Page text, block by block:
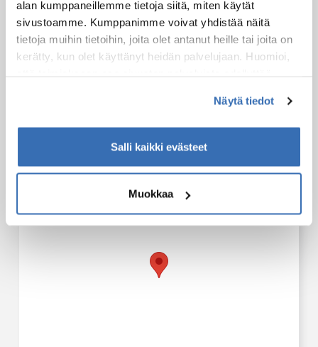
alan kumppaneillemme tietoja siitä, miten käytät
sivustoamme. Kumppanimme voivat yhdistää näitä
tietoja muihin tietoihin, joita olet antanut heille tai joita on
kerätty, kun olet käyttänyt heidän palvelujaan. Huomioi,
Näytä tiedot
Salli kaikki evästeet
Muokkaa
sääolosuhteiden varalta
Aurinkosuojavoide
Vesipullo
Uteliaisuuden ja seikkailun tunne
Tämä elämys voidaan aloittaa seuraavista paikoista:
Naawa Nature Camp
Träsknäs 2
KORPO